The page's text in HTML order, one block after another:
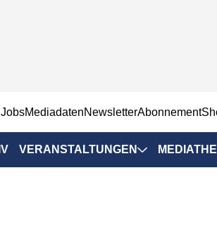
MediadatenNewsletterAbonnement
VERANSTALTUNGEN